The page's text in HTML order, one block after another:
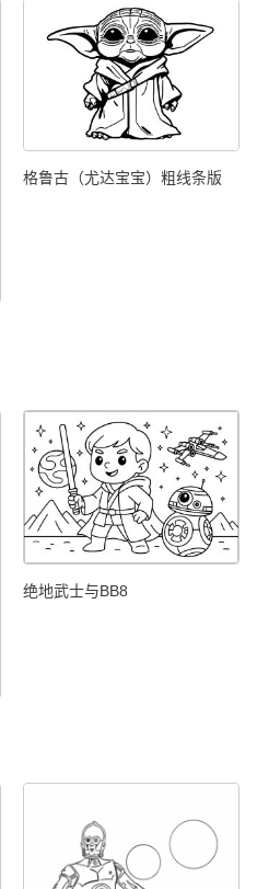
格鲁古（尤达宝宝）粗线条版
绝地武士与BB8